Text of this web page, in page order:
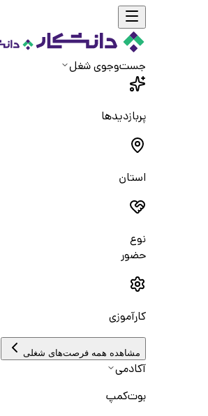
جست‌و‌جوی شغل
پربازدیدها
استان
نوع
حضور
کارآموزی
مشاهده همه فرصت‌های شغلی
آکادمی
بوت‌کمپ